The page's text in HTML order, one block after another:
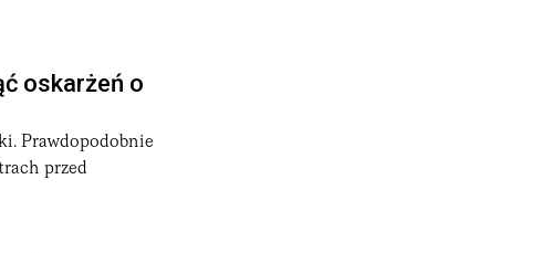
oskarżeń o
Prawdopodobnie
przed